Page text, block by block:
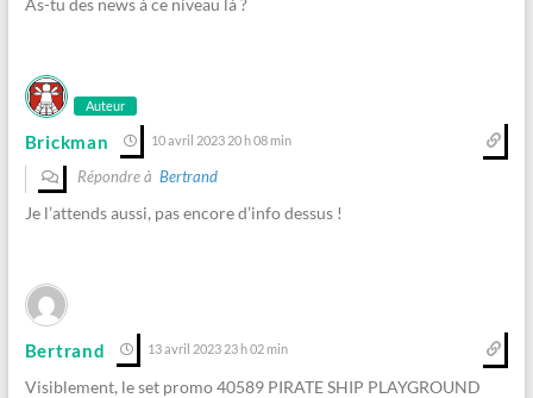
Auteur
Brickman 10 avril 2023 20 h 08 min
Répondre à Bertrand
Je l’attends aussi, pas encore d’info dessus !
Bertrand 13 avril 2023 23 h 02 min
Visiblement, le set promo 40589 PIRATE SHIP PLAYGROUND